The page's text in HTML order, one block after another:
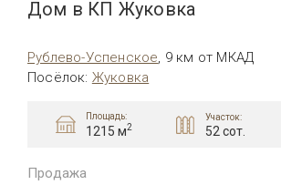
Дом в КП Жуковка
Рублево-Успенское, 9 км от МКАД
Посёлок: Жуковка
Площадь:
1215 м2
Участок:
52 сот.
Продажа